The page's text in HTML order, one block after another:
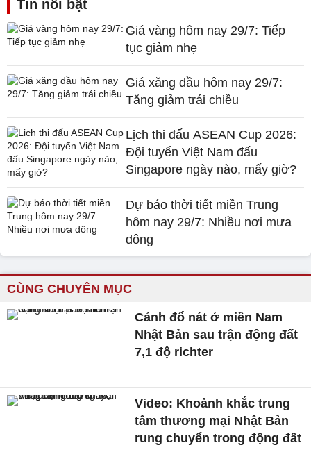
Tin nổi bật
Giá vàng hôm nay 29/7: Tiếp
tục giảm nhẹ
Giá xăng dầu hôm nay 29/7:
Tăng giảm trái chiều
Lịch thi đấu ASEAN Cup 2026:
Đội tuyển Việt Nam đấu
Singapore ngày nào, mấy giờ?
Dự báo thời tiết miền Trung
hôm nay 29/7: Nhiều nơi mưa
dông
CÙNG CHUYÊN MỤC
Cảnh đổ nát ở miền Nam
Nhật Bản sau trận động đất
7,1 độ richter
Video: Khoảnh khắc trung
tâm thương mại Nhật Bản
rung chuyển trong động đất